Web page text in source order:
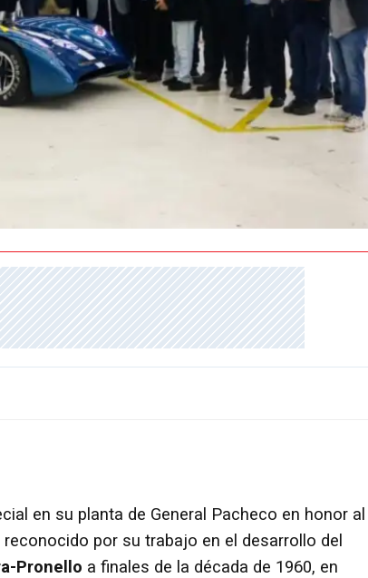
en su planta de General Pacheco en honor al
por su trabajo en el desarrollo del
Pronello a finales de la década de 1960, en